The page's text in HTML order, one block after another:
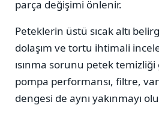
parça değişimi önlenir.
Peteklerin üstü sıcak altı
dolaşım ve tortu ihtimali
ısınma sorunu petek
pompa performansı, filtre,
dengesi de aynı yakınmayı